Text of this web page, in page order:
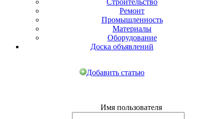
Строительство
Ремонт
Промышленность
Материалы
Оборудование
Доска объявлений
Добавить статью
Имя пользователя